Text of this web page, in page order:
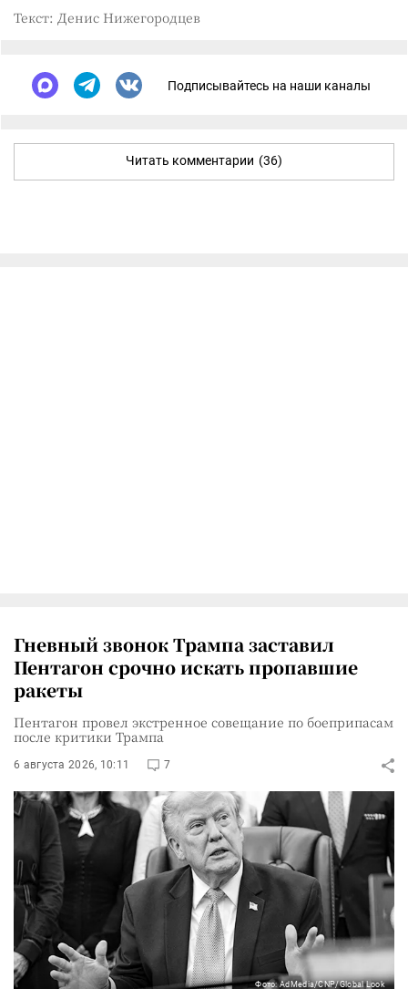
Текст: Денис Нижегородцев
Подписывайтесь на наши каналы
Читать комментарии (36)
Гневный звонок Трампа заставил
Пентагон срочно искать пропавшие
ракеты
Пентагон провел экстренное совещание по боеприпасам
после критики Трампа
6 августа 2026, 10:11 7
Фото: AdMedia/CNP/Global Look